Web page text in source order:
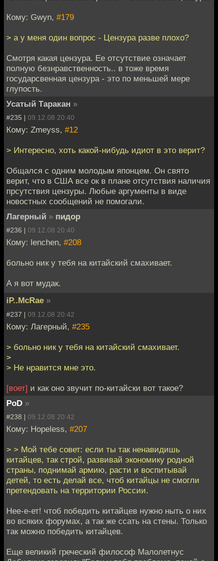
Кому: Gwyn, #179
> а у меня один вопрос - Цензура разве плохо?
Смотря какая цензура. Ее отсутствие означает
полную безнравственность.. в тоже время
государсвенная цензура - это по меньшей мере
глупость.
Усатый Таракан »
#235 | 09.12.08 20:40
Кому: Zmeyss, #12
> Интересно, хоть какой-нибудь идиот в это верит?
Общался с одним молодым японцем. Он свято
верит, что в США все ок в плане отсутствия наличия
прсутствия цензуры. Любые аргументы в виде
новостных сообщений не помогали.
Лагерный » пидор
#236 | 09.12.08 20:40
Кому: lenchen, #208
больно ник у тебя на китайский смахивает.
А я вот мудак.
iP..McRae »
#237 | 09.12.08 20:42
Кому: Лагерный, #235
> больно ник у тебя на китайский смахивает.
>
> Не нравится мне это.
[воет] и как оно звучит по-китайски вот такое?
PoD »
#238 | 09.12.08 20:42
Кому: Hopeless, #207
> > Мой тебе совет: если ты так ненавидишь
китайцев, так строй, развивай экономику родной
страны, поднимай армию, расти и воспитывай
детей, то есть делай все, чтоб китайцы не смогли
претендовать на территории России.
Нее-е-ет! чтоб победить китайцев нужно ныть о них
во всяких форумах, а так же ссать на стены. Только
так можно победить китайцев.
Еще великий греческий философ Малолетнус